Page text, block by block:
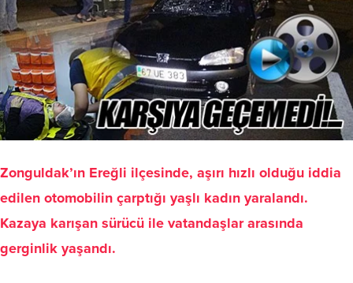
Zonguldak’ın Ereğli ilçesinde, aşırı hızlı olduğu iddia
edilen otomobilin çarptığı yaşlı kadın yaralandı.
Kazaya karışan sürücü ile vatandaşlar arasında
gerginlik yaşandı.